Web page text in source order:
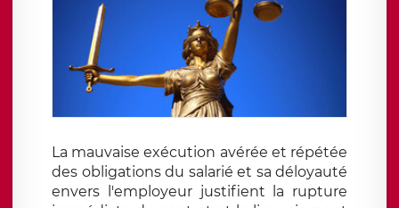
La mauvaise exécution avérée et répétée
des obligations du salarié et sa déloyauté
envers l'employeur justifient la rupture